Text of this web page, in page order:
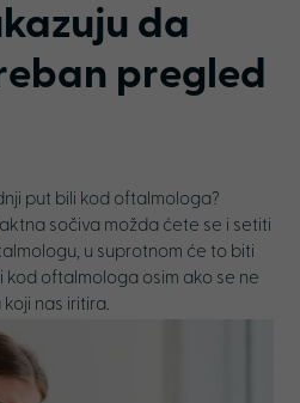
da
pregled
put bili kod oftalmologa?
sočiva možda ćete se i setiti
u suprotnom će to biti
kod oftalmologa osim ako se ne
nas iritira.